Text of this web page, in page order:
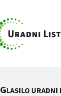
GLASILO URADNI